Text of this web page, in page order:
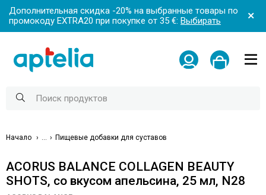
Дополнительная скидка -20% на выбранные товары по
промокоду EXTRA20 при покупке от 35 €: Выбирать
Начало Пищевые добавки для суставов
ACORUS BALANCE COLLAGEN BEAUTY
SHOTS, со вкусом апельсина, 25 мл, N28